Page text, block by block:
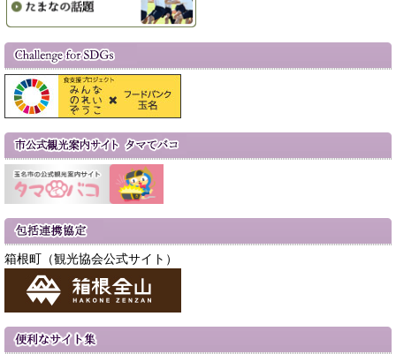
箱根町（観光協会公式サイト）